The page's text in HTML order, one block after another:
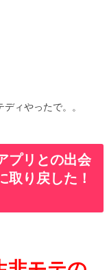
ィやったで。。
プリとの出会
取り戻した！